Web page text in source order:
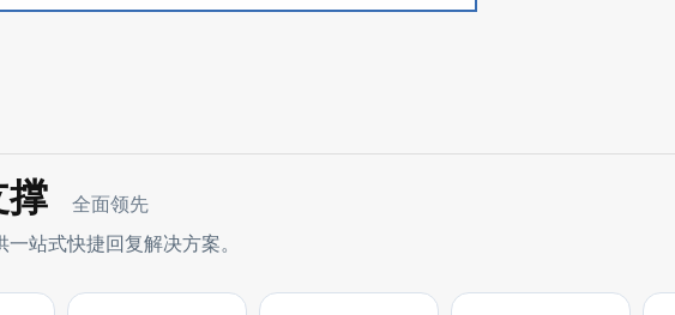
撑 全面领先
站式快捷回复解决方案。